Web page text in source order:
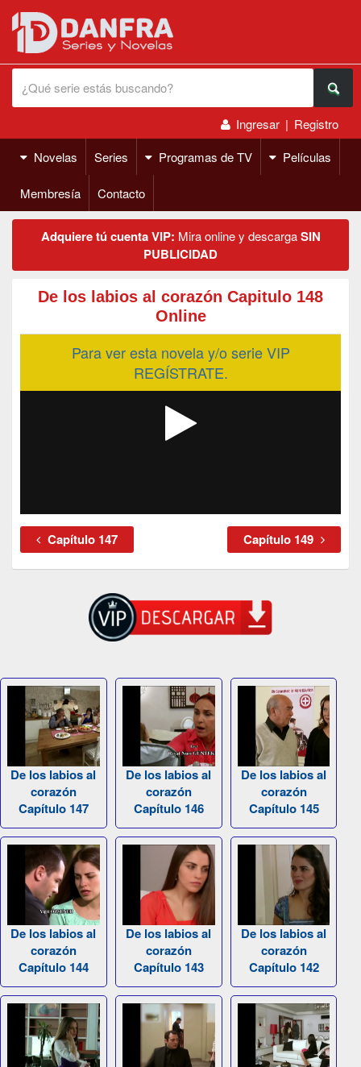
Ingresar | Registro
Novelas
Series Programas de TV Películas
Membresía Contacto
Adquiere tú cuenta VIP: Mira online y descargaSIN
PUBLICIDAD
De los labios al corazón Capitulo 148
Online
Para ver esta novela y/o serie VIP
REGÍSTRATE.
Capítulo 147 Capítulo 149
De los labios al
corazón
Capítulo 147
De los labios al
corazón
Capítulo 146
De los labios al
corazón
Capítulo 145
De los labios al
corazón
Capítulo 144
De los labios al
corazón
Capítulo 143
De los labios al
corazón
Capítulo 142